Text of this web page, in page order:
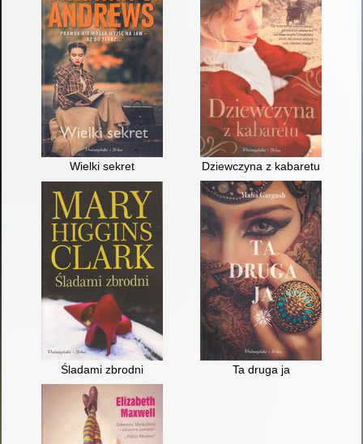
Wielki sekret Dziewczyna z kabaretu
Śladami zbrodni Ta druga ja